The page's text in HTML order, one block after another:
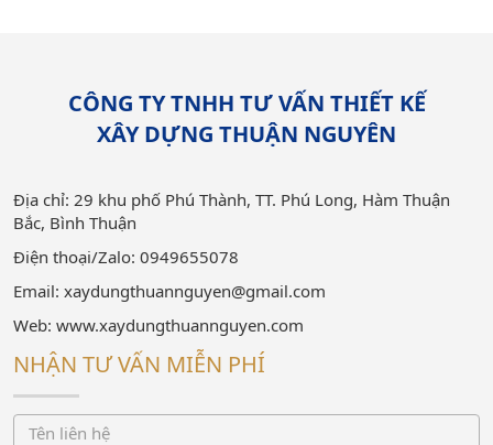
CÔNG TY TNHH TƯ VẤN THIẾT KẾ
XÂY DỰNG THUẬN NGUYÊN
Địa chỉ: 29 khu phố Phú Thành, TT. Phú Long, Hàm Thuận
Bắc, Bình Thuận
Điện thoại/Zalo: 0949655078
Email: xaydungthuannguyen@gmail.com
Web: www.xaydungthuannguyen.com
NHẬN TƯ VẤN MIỄN PHÍ